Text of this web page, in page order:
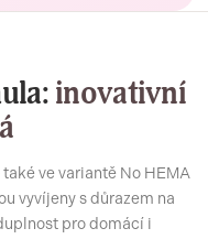
inovativní
ve variantě No HEMA
vyvíjeny s důrazem na
pro domácí i